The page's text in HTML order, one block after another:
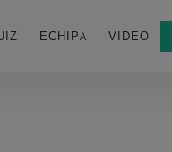
ECHIPA VIDEO